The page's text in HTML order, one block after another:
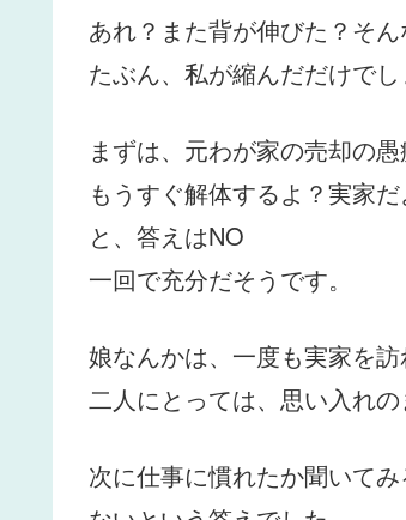
あれ？また背が伸びた？そん
たぶん、私が縮んだだけでし
まずは、元わが家の売却の
もうすぐ解体するよ？実家
と、答えはNO
一回で充分だそうです。
娘なんかは、一度も実家を訪
二人にとっては、思い入れ
次に仕事に慣れたか聞いて